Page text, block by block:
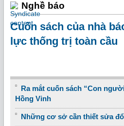
Nghề báo
Cuốn sách của nhà
lực thống trị toàn cầu
Ra mắt cuốn sách “Con
Hồng Vinh
Những cơ sở cần thiết sửa